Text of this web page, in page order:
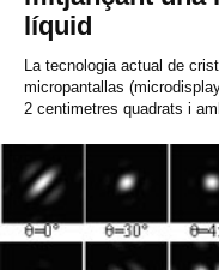
líquid
La tecnologia actual de
micropantallas
2 centimetres quadrats i